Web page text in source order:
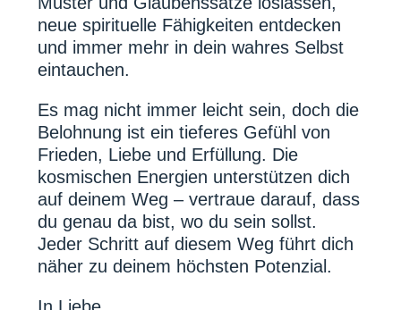
neue spirituelle Fähigkeiten entdecken
und immer mehr in dein wahres Selbst
eintauchen.
Es mag nicht immer leicht sein, doch die
Belohnung ist ein tieferes Gefühl von
Frieden, Liebe und Erfüllung. Die
kosmischen Energien unterstützen dich
auf deinem Weg – vertraue darauf, dass
du genau da bist, wo du sein sollst.
Jeder Schritt auf diesem Weg führt dich
näher zu deinem höchsten Potenzial.